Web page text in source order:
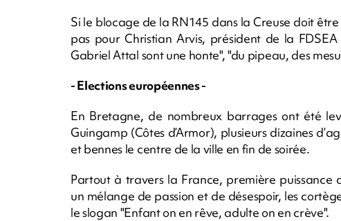
Si le blocage de la RN145 dans la Creuse doit
pas pour Christian Arvis, président de la
Gabriel Attal sont une honte", "du pipeau, des
- Elections européennes -
En Bretagne, de nombreux barrages ont été
Guingamp (Côtes d’Armor), plusieurs dizaines
et bennes le centre de la ville en fin de soirée.
Partout à travers la France, première puissance
un mélange de passion et de désespoir, les
le slogan "Enfant on en rêve, adulte on en crève".